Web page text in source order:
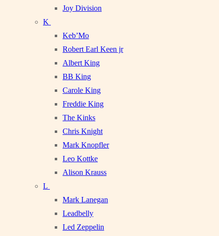
Joy Division
K
Keb’Mo
Robert Earl Keen jr
Albert King
BB King
Carole King
Freddie King
The Kinks
Chris Knight
Mark Knopfler
Leo Kottke
Alison Krauss
L
Mark Lanegan
Leadbelly
Led Zeppelin